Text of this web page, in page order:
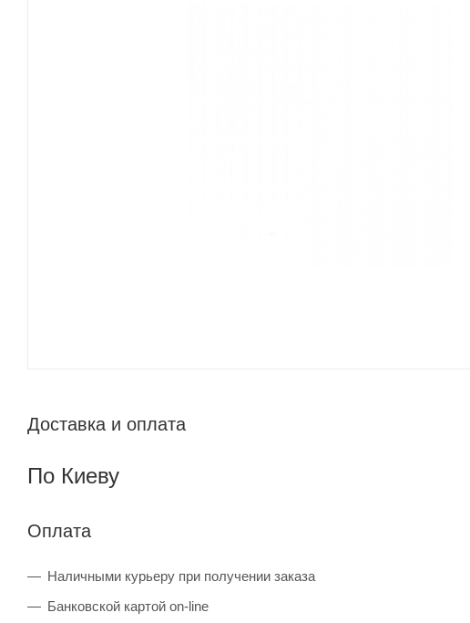
Доставка и оплата
По Киеву
Оплата
Наличными курьеру при получении заказа
Банковской картой on-line